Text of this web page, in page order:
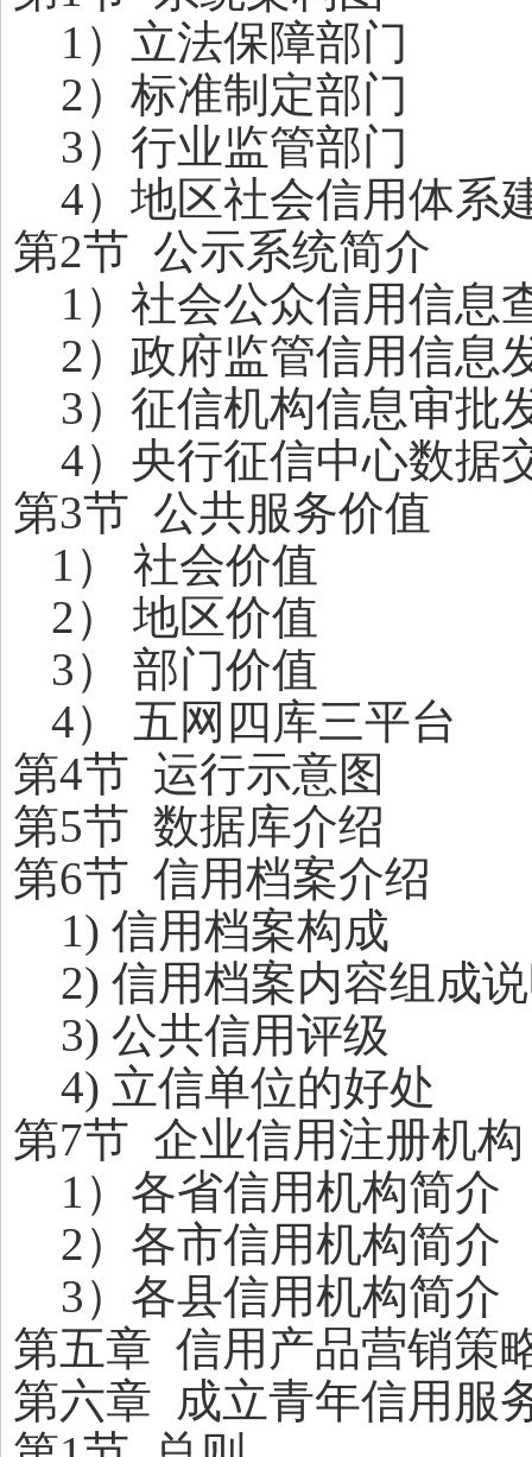
1 ）立法保障部门
2）标准制定部门
3）行业监管部门
4）地区社会信用体系
第2节 公示系统简介
1 ）社会公众信用信息
2）政府监管信用信息
3）征信机构信息审批
4）央行征信中心数据
第3节 公共服务价值
1 ） 社会价值
2） 地区价值
3） 部门价值
4） 五网四库三平台
第4节 运行示意图
第5节 数据库介绍
第6节 信用档案介绍
1) 信用档案构成
2) 信用档案内容组成
3) 公共信用评级
4) 立信单位的好处
第7节 企业信用注册机构
1 ）各省信用机构简介
2）各市信用机构简介
3）各县信用机构简介
第五章 信用产品营销策
第六章 成立青年信用服